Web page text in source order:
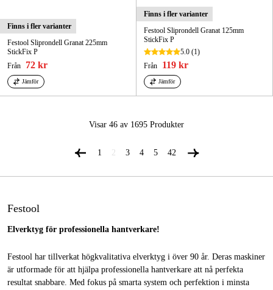
Finns i fler varianter
Festool Sliprondell Granat 225mm
StickFix P
Från
72 kr
Jämför
Finns i fler varianter
Festool Sliprondell Granat 125mm
StickFix P
5.0 (1)
Från
119 kr
Jämför
Visar 46 av 1695 Produkter
1 2 3 4 5 42
Festool
Elverktyg för professionella hantverkare!
Festool har tillverkat högkvalitativa elverktyg i över 90 år. Deras maskiner
är utformade för att hjälpa professionella hantverkare att nå perfekta
resultat snabbare. Med fokus på smarta system och perfektion i minsta